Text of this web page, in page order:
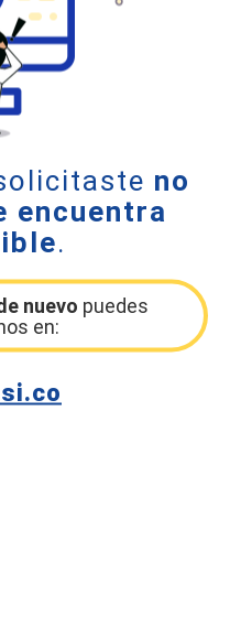
no
encuentra
.
nuevo puedes
en: